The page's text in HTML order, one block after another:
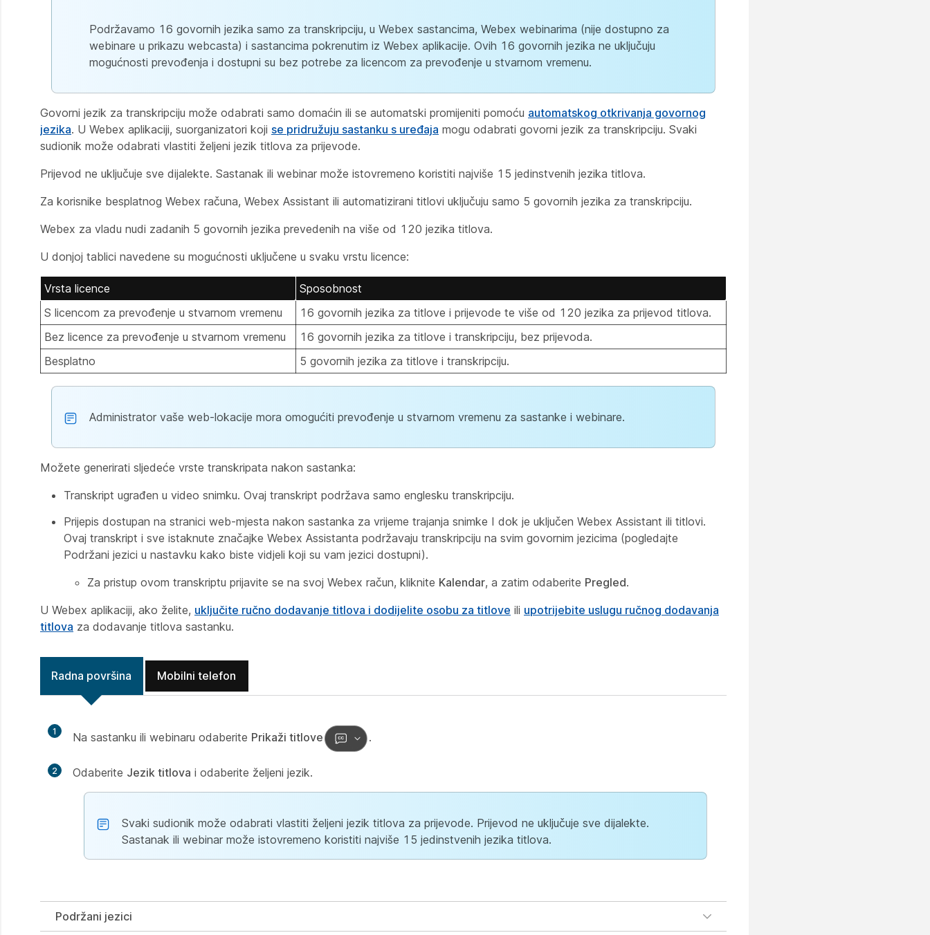
Podržavamo 16 govornih jezika samo za transkripciju, u Webex sastancima, Webex webinarima (nije dostupno za
webinare u prikazu webcasta) i sastancima pokrenutim iz Webex aplikacije. Ovih 16 govornih jezika ne uključuju
mogućnosti prevođenja i dostupni su bez potrebe za licencom za prevođenje u stvarnom vremenu.
Govorni jezik za transkripciju može odabrati samo domaćin ili se automatski promijeniti pomoću automatskog otkrivanja govornog
jezika. U Webex aplikaciji, suorganizatori koji se pridružuju sastanku s uređaja mogu odabrati govorni jezik za transkripciju. Svaki
sudionik može odabrati vlastiti željeni jezik titlova za prijevode.
Prijevod ne uključuje sve dijalekte. Sastanak ili webinar može istovremeno koristiti najviše 15 jedinstvenih jezika titlova.
Za korisnike besplatnog Webex računa, Webex Assistant ili automatizirani titlovi uključuju samo 5 govornih jezika za transkripciju.
Webex za vladu nudi zadanih 5 govornih jezika prevedenih na više od 120 jezika titlova.
U donjoj tablici navedene su mogućnosti uključene u svaku vrstu licence:
Vrsta licence
Sposobnost
S licencom za prevođenje u stvarnom vremenu
16 govornih jezika za titlove i prijevode te više od 120 jezika za prijevod titlova.
Bez licence za prevođenje u stvarnom vremenu
16 govornih jezika za titlove i transkripciju, bez prijevoda.
Besplatno
5 govornih jezika za titlove i transkripciju.
Administrator vaše web-lokacije mora omogućiti prevođenje u stvarnom vremenu za sastanke i webinare.
Možete generirati sljedeće vrste transkripata nakon sastanka:
Transkript ugrađen u video snimku. Ovaj transkript podržava samo englesku transkripciju.
Prijepis dostupan na stranici web-mjesta nakon sastanka za vrijeme trajanja snimke I dok je uključen Webex Assistant ili titlovi.
Ovaj transkript i sve istaknute značajke Webex Assistanta podržavaju transkripciju na svim govornim jezicima (pogledajte
Podržani jezici u nastavku kako biste vidjeli koji su vam jezici dostupni).
Za pristup ovom transkriptu prijavite se na svoj Webex račun, kliknite Kalendar, a zatim odaberite Pregled.
U Webex aplikaciji, ako želite, uključite ručno dodavanje titlova i dodijelite osobu za titlove ili upotrijebite uslugu ručnog dodavanja
titlova za dodavanje titlova sastanku.
Radna površina Mobilni telefon
1 Na sastanku ili webinaru odaberite Prikaži titlove .
2 Odaberite Jezik titlova i odaberite željeni jezik.
Svaki sudionik može odabrati vlastiti željeni jezik titlova za prijevode. Prijevod ne uključuje sve dijalekte.
Sastanak ili webinar može istovremeno koristiti najviše 15 jedinstvenih jezika titlova.
Podržani jezici